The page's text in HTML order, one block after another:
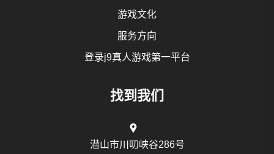
游戏文化
服务方向
登录j9真人游戏第一平台
找到我们
潜山市川叨峡谷286号